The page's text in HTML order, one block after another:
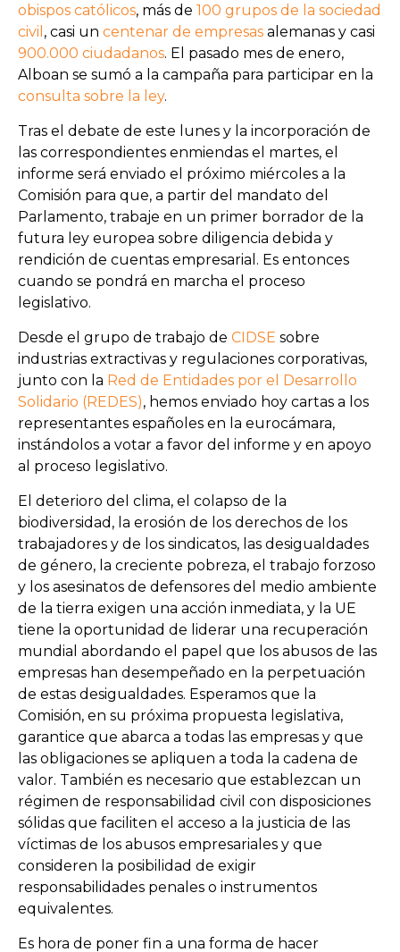
obispos católicos, más de 100 grupos de la sociedad
civil , casi un centenar de empresas alemanas y casi
900.000 ciudadanos. El pasado mes de enero,
Alboan se sumó a la campaña para participar en la
consulta sobre la ley.
Tras el debate de este lunes y la incorporación de
las correspondientes enmiendas el martes, el
informe será enviado el próximo miércoles a la
Comisión para que, a partir del mandato del
Parlamento, trabaje en un primer borrador de la
futura ley europea sobre diligencia debida y
rendición de cuentas empresarial. Es entonces
cuando se pondrá en marcha el proceso
legislativo.
Desde el grupo de trabajo de CIDSE sobre
industrias extractivas y regulaciones corporativas,
junto con la Red de Entidades por el Desarrollo
Solidario (REDES), hemos enviado hoy cartas a los
representantes españoles en la eurocámara,
instándolos a votar a favor del informe y en apoyo
al proceso legislativo.
El deterioro del clima, el colapso de la
biodiversidad, la erosión de los derechos de los
trabajadores y de los sindicatos, las desigualdades
de género, la creciente pobreza, el trabajo forzoso
y los asesinatos de defensores del medio ambiente
de la tierra exigen una acción inmediata, y la UE
tiene la oportunidad de liderar una recuperación
mundial abordando el papel que los abusos de las
empresas han desempeñado en la perpetuación
de estas desigualdades. Esperamos que la
Comisión, en su próxima propuesta legislativa,
garantice que abarca a todas las empresas y que
las obligaciones se apliquen a toda la cadena de
valor. También es necesario que establezcan un
régimen de responsabilidad civil con disposiciones
sólidas que faciliten el acceso a la justicia de las
víctimas de los abusos empresariales y que
consideren la posibilidad de exigir
responsabilidades penales o instrumentos
equivalentes.
Es hora de poner fin a una forma de hacer